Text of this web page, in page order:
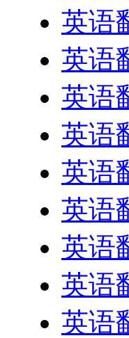
英语
英语
英语
英语
英语
英语
英语
英语
英语